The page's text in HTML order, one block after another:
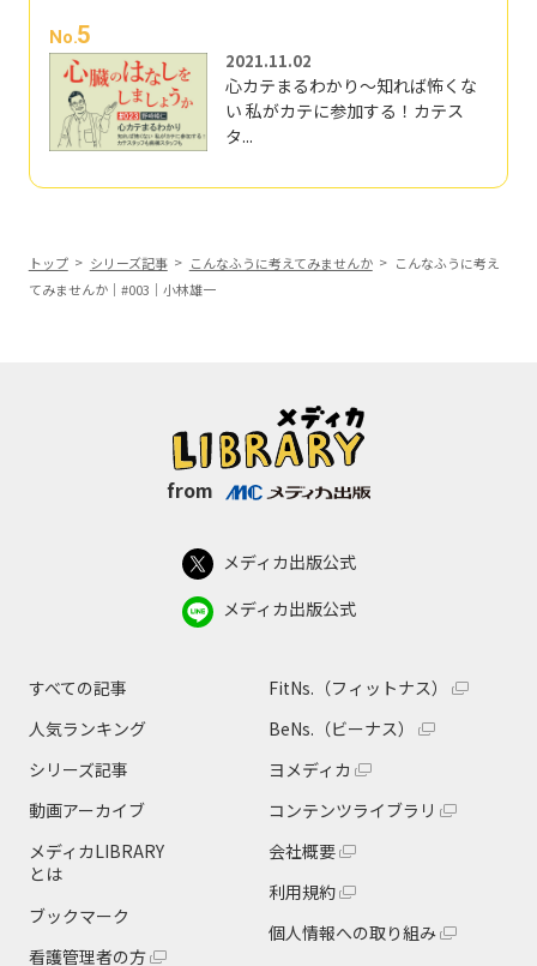
No.5
2021.11.02
心カテまるわかり～知れば怖くな
い 私がカテに参加する！カテス
タ...
トップ シリーズ記事 こんなふうに考えてみませんか
こんなふうに考え
てみませんか｜#003｜小林雄一
from
メディカ出版公式
メディカ出版公式
すべての記事
人気ランキング
シリーズ記事
動画アーカイブ
メディカLIBRARY
とは
ブックマーク
看護管理者の方
FitNs.（フィットナス）
BeNs.（ビーナス）
ヨメディカ
コンテンツライブラリ
会社概要
利用規約
個人情報への取り組み